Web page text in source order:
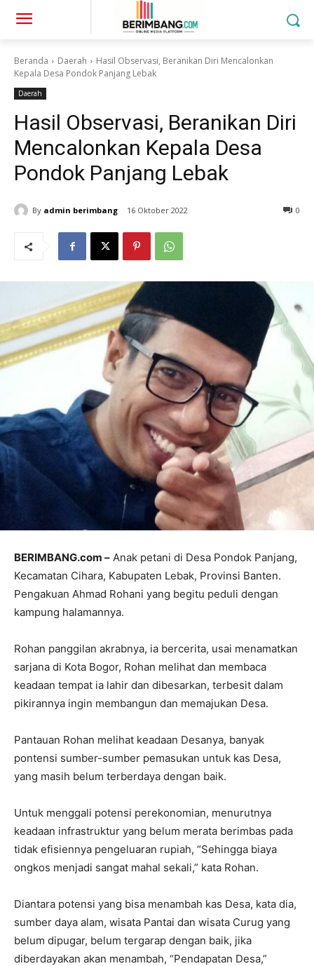
Beranda Daerah
Hasil Observasi, Beranikan Diri Mencalonkan
Kepala Desa Pondok Panjang Lebak
Daerah
Hasil Observasi, Beranikan Diri
Mencalonkan Kepala Desa
Pondok Panjang Lebak
By admin berimbang 16 Oktober 2022 0
BERIMBANG.com – Anak petani di Desa Pondok Panjang,
Kecamatan Cihara, Kabupaten Lebak, Provinsi Banten.
Pengakuan Ahmad Rohani yang begitu peduli dengan
kampung halamannya.
Rohan panggilan akrabnya, ia bercerita, usai menamatkan
sarjana di Kota Bogor, Rohan melihat dan membaca
keadaan tempat ia lahir dan dibesarkan, terbesit dalam
pikirannya ingin membangun dan memajukan Desa.
Pantauan Rohan melihat keadaan Desanya, banyak
pontensi sumber-sumber pemasukan untuk kas Desa,
yang masih belum terberdaya dengan baik.
Untuk menggali potensi perekonomian, menurutnya
keadaan infrastruktur yang belum merata berimbas pada
tidak efisiennya pengeluaran rupiah, “Sehingga biaya
ongkos menjadi sangat mahal sekali,” kata Rohan.
Diantara potensi yang bisa menambah kas Desa, kata dia,
sumber daya alam, wisata Pantai dan wisata Curug yang
belum dipugar, belum tergarap dengan baik, jika
diberdayakan akan menambah, “Pendapatan Desa,”